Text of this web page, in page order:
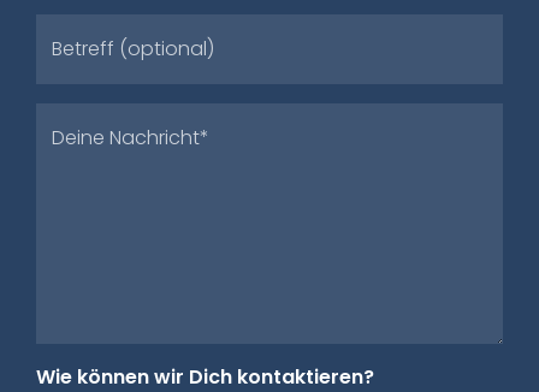
Betreff (optional)
Deine Nachricht*
Wie können wir Dich kontaktieren?